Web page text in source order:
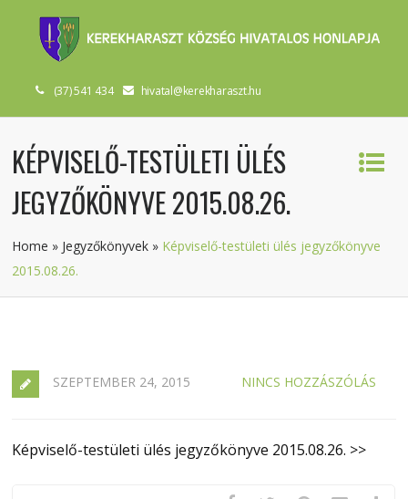
(37) 541 434 hivatal@kerekharaszt.hu
KÉPVISELŐ-TESTÜLETI ÜLÉS
JEGYZŐKÖNYVE 2015.08.26.
Home » Jegyzőkönyvek » Képviselő-testületi ülés jegyzőkönyve
2015.08.26.
SZEPTEMBER 24, 2015 NINCS HOZZÁSZÓLÁS
Képviselő-testületi ülés jegyzőkönyve 2015.08.26. >>